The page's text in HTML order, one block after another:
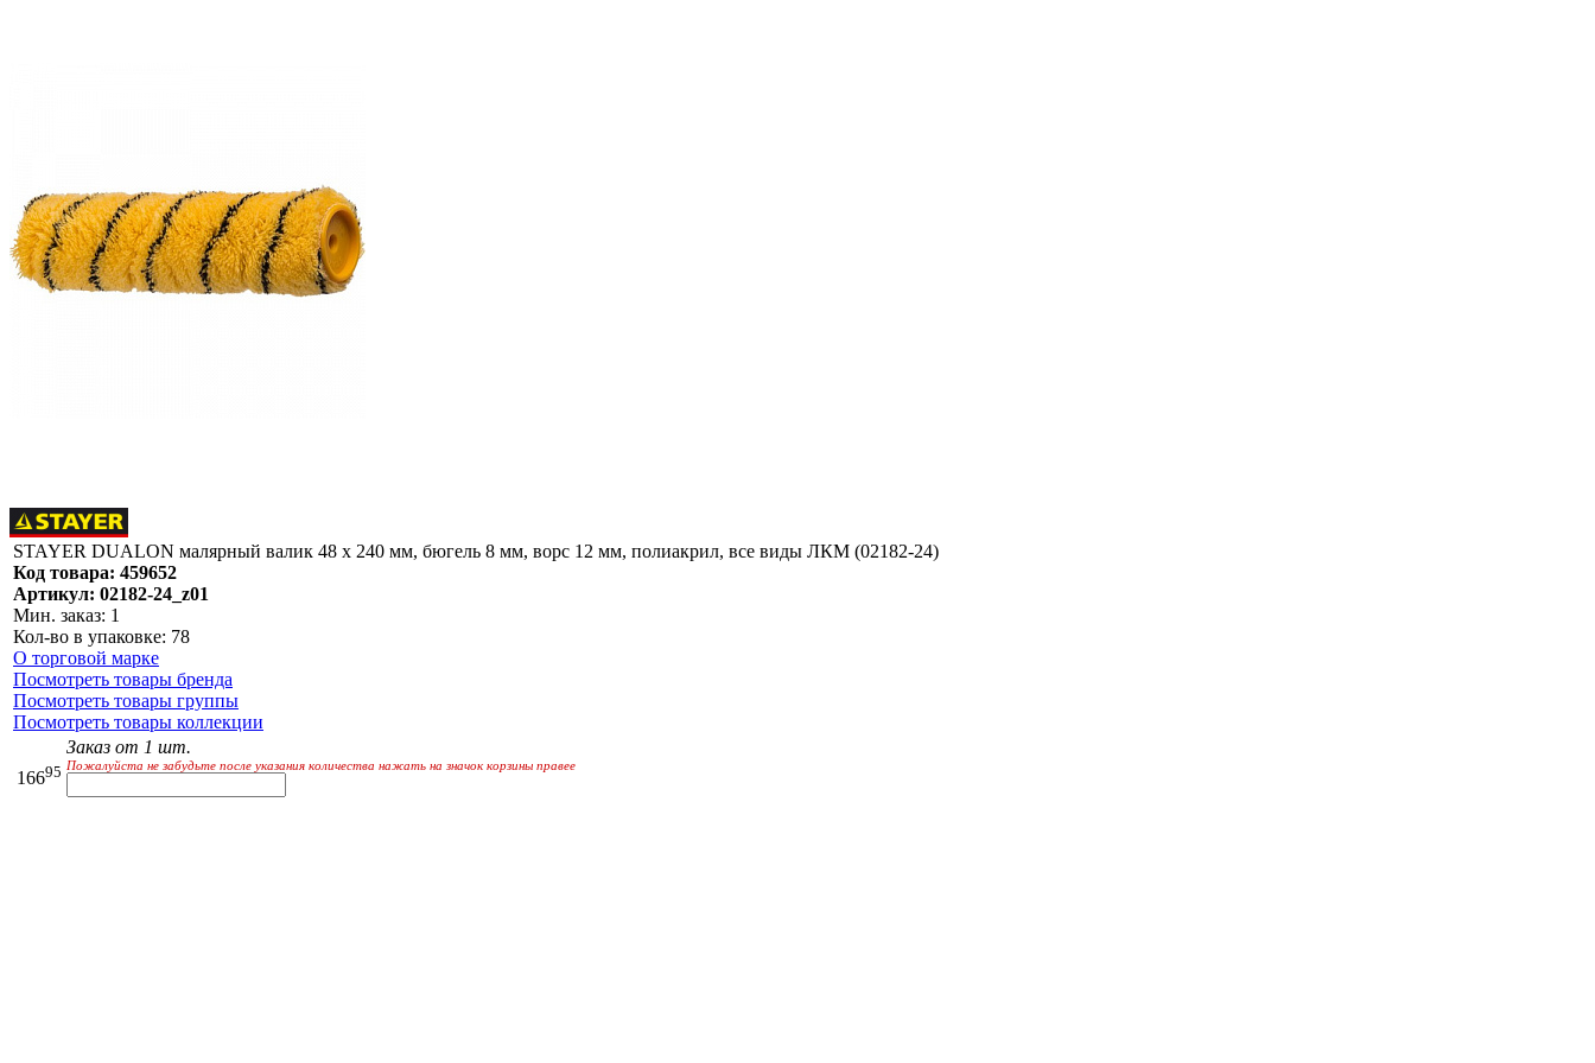
STAYER DUALON малярный валик 48 х 240 мм, бюгель 8 мм, ворс 12 мм, полиакрил, все виды ЛКМ (02182-24)
Код товара: 459652
Артикул: 02182-24_z01
Мин. заказ: 1
Кол-во в упаковке: 78
О торговой марке
Посмотреть товары бренда
Посмотреть товары группы
Посмотреть товары коллекции
16695
Заказ от 1 шт.
Пожалуйста не забудьте после указания количества нажать на значок корзины правее